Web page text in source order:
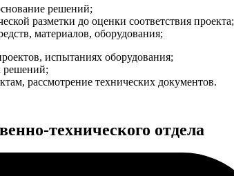
решений;
разметки до оценки соответствия проекта;
материалов, оборудования;
испытаниях оборудования;
решений;
рассмотрение технических документов.
технического отдела